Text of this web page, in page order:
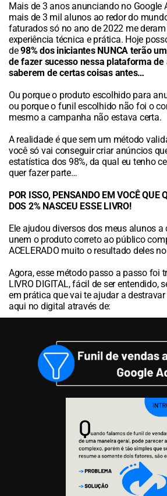
Mais de 3 anos anunciando no Google
mais de 3 mil alunos ao redor do
faturados só no ano de 2022 me
experiência técnica e prática. Hoje
de98% dos iniciantes NUNCA terão
de fazer sucesso nessa plataforma de
saberem de certas coisas antes…
Ou porque o produto escolhido para
ou porque o funil escolhido não foi o
mesmo a campanha não estava certa.
A realidade é que sem um método
você só vai conseguir criar anúncios
estatística dos 98%, da qual eu tenho
quer fazer parte…
POR ISSO, PENSANDO EM VOCÊ QUE
DOS 2% NASCEU ESSE LIVRO!
Ele ajudou diversos dos meus alunos
unem o produto correto ao público
ACELERADO muito o resultado deles
Agora, esse método passo a passo foi
LIVRO DIGITAL, fácil de ser entendido,
em prática que vai te ajudar a
aqui no digital através de: